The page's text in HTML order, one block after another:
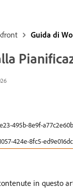
Guida di
495b-8e9f-
424e-8fc5-
in questo